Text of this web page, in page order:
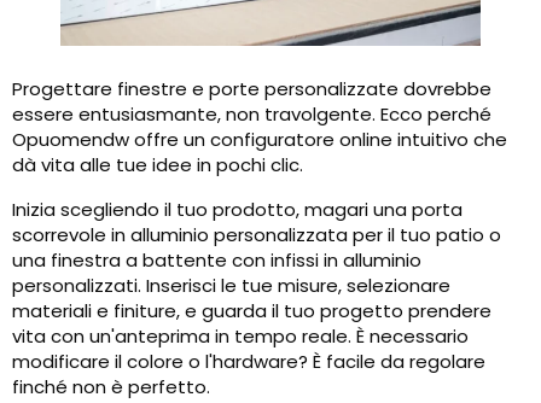
Progettare finestre e porte personalizzate dovrebbe
essere entusiasmante, non travolgente. Ecco perché
Opuomendw offre un configuratore online intuitivo che
dà vita alle tue idee in pochi clic.
Inizia scegliendo il tuo prodotto, magari una porta
scorrevole in alluminio personalizzata per il tuo patio o
una finestra a battente con infissi in alluminio
personalizzati. Inserisci le tue misure, selezionare
materiali e finiture, e guarda il tuo progetto prendere
vita con un'anteprima in tempo reale. È necessario
modificare il colore o l'hardware? È facile da regolare
finché non è perfetto.